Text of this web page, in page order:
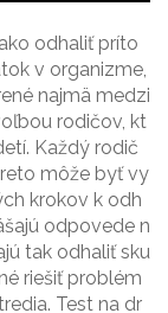
odhaliť príto
v organizme,
najmä medzi
rodičov, kt
Každý rodič
môže byť vy
krokov k odh
odpovede n
tak odhaliť sku
riešiť problém
Test na dr